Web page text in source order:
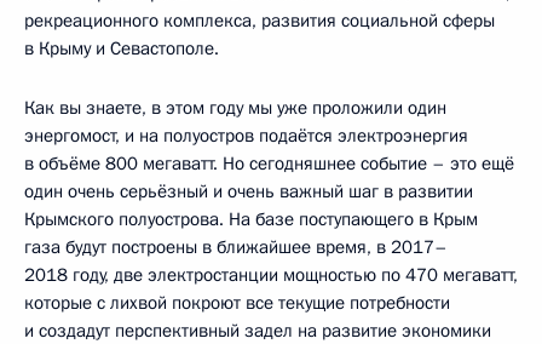
рекреационного комплекса, развития социальной сферы
в Крыму и Севастополе.
Как вы знаете, в этом году мы уже проложили один
энергомост, и на полуостров подаётся электроэнергия
в объёме 800 мегаватт. Но сегодняшнее событие – это ещё
один очень серьёзный и очень важный шаг в развитии
Крымского полуострова. На базе поступающего в Крым
газа будут построены в ближайшее время, в 2017–
2018 году, две электростанции мощностью по 470 мегаватт,
которые с лихвой покроют все текущие потребности
и создадут перспективный задел на развитие экономики